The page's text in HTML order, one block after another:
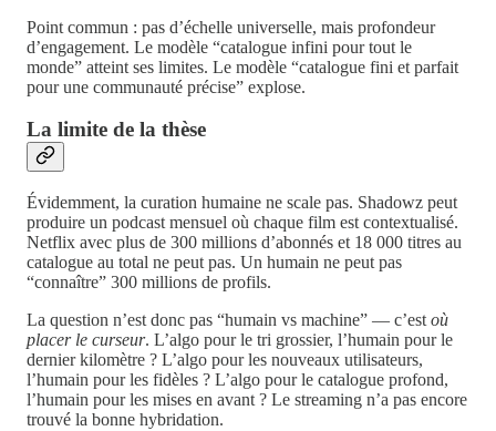
Point commun : pas d’échelle universelle, mais profondeur
d’engagement. Le modèle “catalogue infini pour tout le
monde” atteint ses limites. Le modèle “catalogue fini et parfait
pour une communauté précise” explose.
La limite de la thèse
Évidemment, la curation humaine ne scale pas. Shadowz peut
produire un podcast mensuel où chaque film est contextualisé.
Netflix avec plus de 300 millions d’abonnés et 18 000 titres au
catalogue au total ne peut pas. Un humain ne peut pas
“connaître” 300 millions de profils.
La question n’est donc pas “humain vs machine” — c’est où
placer le curseur. L’algo pour le tri grossier, l’humain pour le
dernier kilomètre ? L’algo pour les nouveaux utilisateurs,
l’humain pour les fidèles ? L’algo pour le catalogue profond,
l’humain pour les mises en avant ? Le streaming n’a pas encore
trouvé la bonne hybridation.